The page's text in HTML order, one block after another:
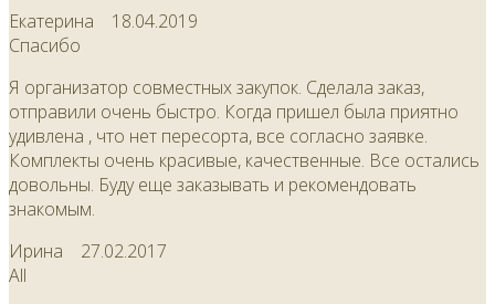
Екатерина 18.04.2019
Спасибо
Я организатор совместных закупок. Сделала заказ,
отправили очень быстро. Когда пришел была приятно
удивлена , что нет пересорта, все согласно заявке.
Комплекты очень красивые, качественные. Все остались
довольны. Буду еще заказывать и рекомендовать
знакомым.
Ирина 27.02.2017
All